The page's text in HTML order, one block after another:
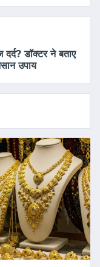
डॉक्टर ने बताए
उपाय